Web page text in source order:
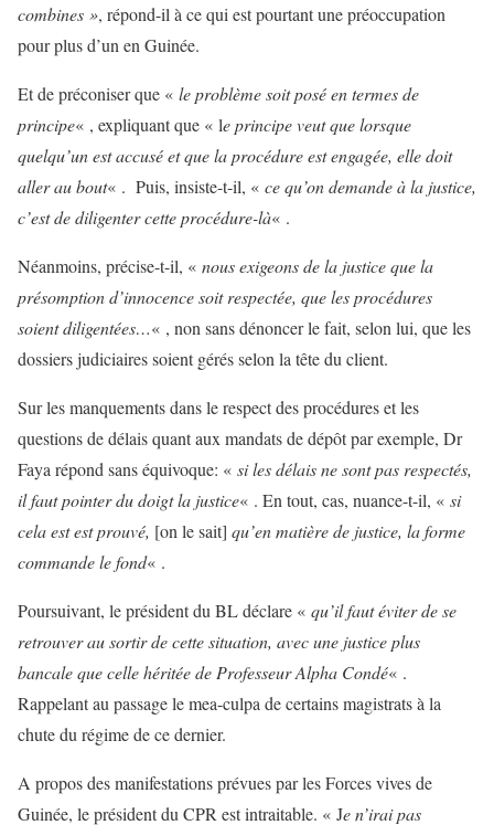
combines », répond-il à ce qui est pourtant une préoccupation
pour plus d’un en Guinée.
Et de préconiser que « le problème soit posé en termes de
principe« , expliquant que « le principe veut que lorsque
quelqu’un est accusé et que la procédure est engagée, elle doit
aller au bout« . Puis, insiste-t-il, « ce qu’on demande à la justice,
c’est de diligenter cette procédure-là« .
Néanmoins, précise-t-il, « nous exigeons de la justice que la
présomption d’innocence soit respectée, que les procédures
soient diligentées…« , non sans dénoncer le fait, selon lui, que les
dossiers judiciaires soient gérés selon la tête du client.
Sur les manquements dans le respect des procédures et les
questions de délais quant aux mandats de dépôt par exemple, Dr
Faya répond sans équivoque: « si les délais ne sont pas respectés,
il faut pointer du doigt la justice« . En tout, cas, nuance-t-il, « si
cela est est prouvé, [on le sait] qu’en matière de justice, la forme
commande le fond« .
Poursuivant, le président du BL déclare « qu’il faut éviter de se
retrouver au sortir de cette situation, avec une justice plus
bancale que celle héritée de Professeur Alpha Condé« .
Rappelant au passage le mea-culpa de certains magistrats à la
chute du régime de ce dernier.
A propos des manifestations prévues par les Forces vives de
Guinée, le président du CPR est intraitable. « Je n’irai pas